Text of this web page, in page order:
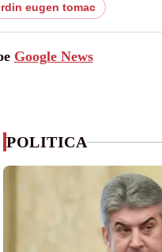
eugen tomac
Google News
POLITICA